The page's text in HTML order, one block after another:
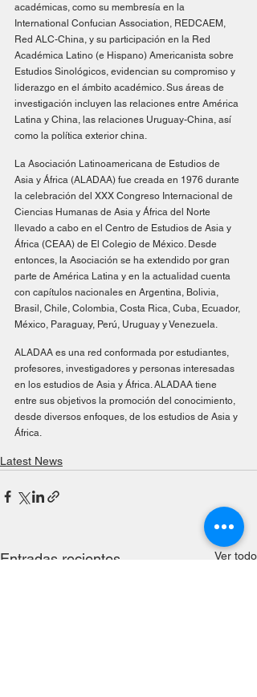
académicas, como su membresía en la
International Confucian Association, REDCAEM,
Red ALC-China, y su participación en la Red
Académica Latino (e Hispano) Americanista sobre
Estudios Sinológicos, evidencian su compromiso y
liderazgo en el ámbito académico. Sus áreas de
investigación incluyen las relaciones entre América
Latina y China, las relaciones Uruguay-China, así
como la política exterior china.
La Asociación Latinoamericana de Estudios de
Asia y África (ALADAA) fue creada en 1976 durante
la celebración del XXX Congreso Internacional de
Ciencias Humanas de Asia y África del Norte
llevado a cabo en el Centro de Estudios de Asia y
África (CEAA) de El Colegio de México. Desde
entonces, la Asociación se ha extendido por gran
parte de América Latina y en la actualidad cuenta
con capítulos nacionales en Argentina, Bolivia,
Brasil, Chile, Colombia, Costa Rica, Cuba, Ecuador,
México, Paraguay, Perú, Uruguay y Venezuela.
ALADAA es una red conformada por estudiantes,
profesores, investigadores y personas interesadas
en los estudios de Asia y África. ALADAA tiene
entre sus objetivos la promoción del conocimiento,
desde diversos enfoques, de los estudios de Asia y
África.
Latest News
Entradas recientes Ver todo